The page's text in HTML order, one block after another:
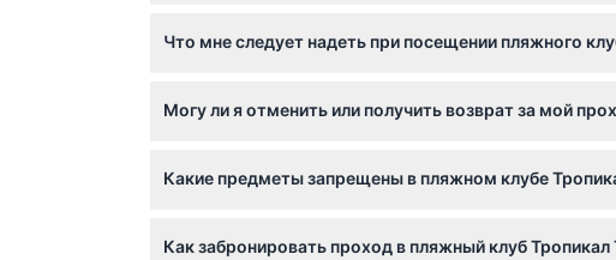
находиться в зоне бассейна.
Что мне следует надеть при посещении пляжного
клуба.
Могу ли я отменить или получить возврат за мой
Какие предметы запрещены в пляжном клубе
Как забронировать проход в пляжный клуб